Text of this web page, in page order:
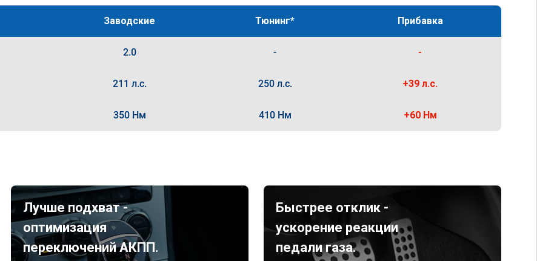
Заводские Тюнинг* Прибавка
2.0 - -
211 л.с. 250 л.с. +39 л.с.
350 Нм 410 Нм +60 Нм
Лучше подхват -
оптимизация
переключений АКПП.
Быстрее отклик -
ускорение реакции
педали газа.